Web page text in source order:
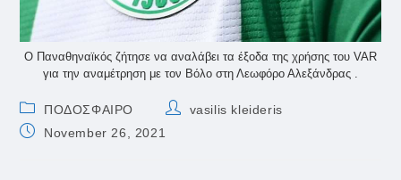
Ο Παναθηναϊκός ζήτησε να αναλάβει τα έξοδα της χρήσης του VAR
για την αναμέτρηση με τον Βόλο στη Λεωφόρο Αλεξάνδρας .
Post
category:
ΠΟΔΟΣΦΑΙΡΟ
Postvasilis kleideris
PostNovember 26, 2021